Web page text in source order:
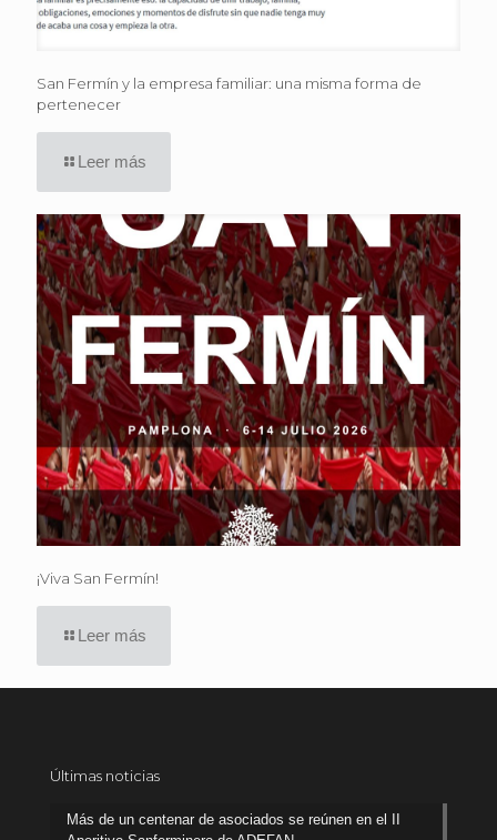
San Fermín y la empresa familiar: una misma forma de
pertenecer
Leer más
¡Viva San Fermín!
Leer más
Últimas noticias
Más de un centenar de asociados se reúnen en el II